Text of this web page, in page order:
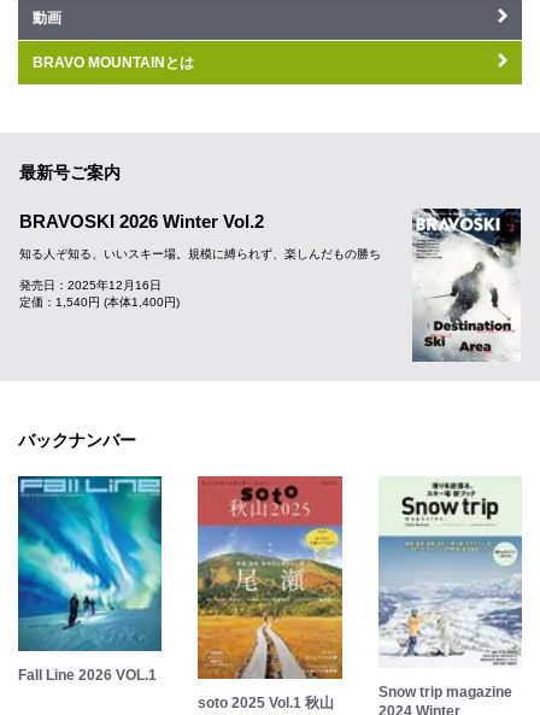
動画
BRAVO MOUNTAINとは
最新号ご案内
BRAVOSKI 2026 Winter Vol.2
知る人ぞ知る、いいスキー場。規模に縛られず、楽しんだもの勝ち
発売日：2025年12月16日
定価：1,540円 (本体1,400円)
バックナンバー
Fall Line 2026 VOL.1
soto 2025 Vol.1 秋山
Snow trip magazine
2024 Winter